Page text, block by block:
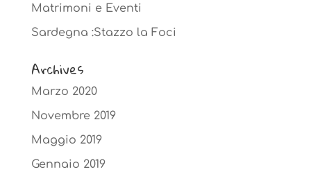
Matrimoni e Eventi
Sardegna :Stazzo la Foci
Archives
Marzo 2020
Novembre 2019
Maggio 2019
Gennaio 2019